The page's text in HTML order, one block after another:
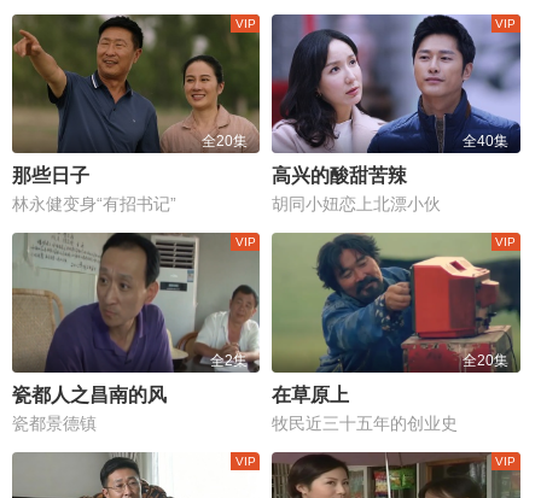
全20集
那些日子
林永健变身“有招书记”
全40集
高兴的酸甜苦辣
胡同小妞恋上北漂小伙
全2集
瓷都人之昌南的风
瓷都景德镇
全20集
在草原上
牧民近三十五年的创业史